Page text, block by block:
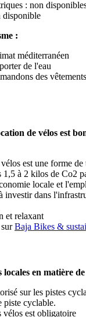
: non
disponible
:
méditerranéen
de l'eau
des
de vélos est
est une forme de
1,5 à 2 kilos de Co2
locale et
investir dans
et relaxant
Baja Bikes &
en matière
sur les pistes
piste cyclable.
vélos est obligatoire